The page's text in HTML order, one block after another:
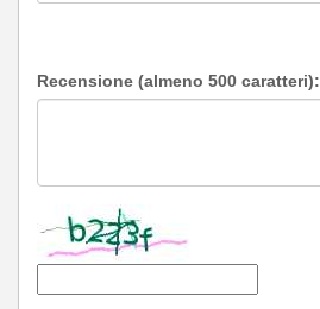
Recensione (almeno 500 caratteri):